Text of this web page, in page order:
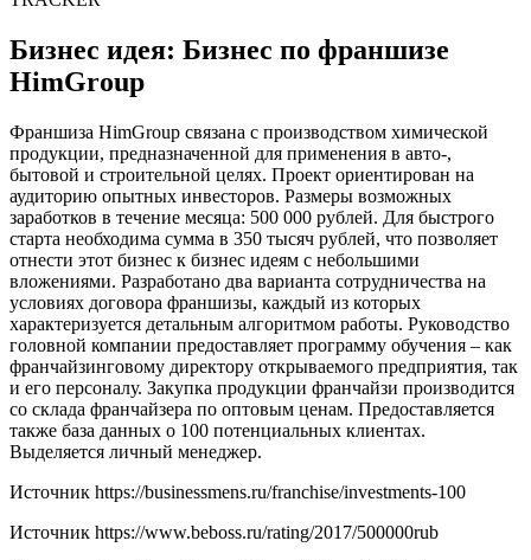
Бизнес идея: Бизнес по франшизе
HimGroup
Франшиза HimGroup связана с производством химической
продукции, предназначенной для применения в авто-,
бытовой и строительной целях. Проект ориентирован на
аудиторию опытных инвесторов. Размеры возможных
заработков в течение месяца: 500 000 рублей. Для быстрого
старта необходима сумма в 350 тысяч рублей, что позволяет
отнести этот бизнес к бизнес идеям с небольшими
вложениями. Разработано два варианта сотрудничества на
условиях договора франшизы, каждый из которых
характеризуется детальным алгоритмом работы. Руководство
головной компании предоставляет программу обучения – как
франчайзинговому директору открываемого предприятия, так
и его персоналу. Закупка продукции франчайзи производится
со склада франчайзера по оптовым ценам. Предоставляется
также база данных о 100 потенциальных клиентах.
Выделяется личный менеджер.
Источник https://businessmens.ru/franchise/investments-100
Источник https://www.beboss.ru/rating/2017/500000rub